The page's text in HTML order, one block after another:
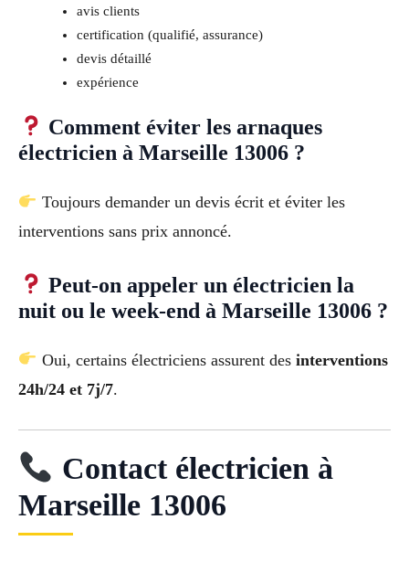
avis clients
certification (qualifié, assurance)
devis détaillé
expérience
Comment éviter les arnaques
électricien à Marseille 13006 ?
Toujours demander un devis écrit et éviter les
interventions sans prix annoncé.
Peut-on appeler un électricien la
nuit ou le week-end à Marseille 13006 ?
Oui, certains électriciens assurent des interventions
24h/24 et 7j/7.
Contact électricien à
Marseille 13006